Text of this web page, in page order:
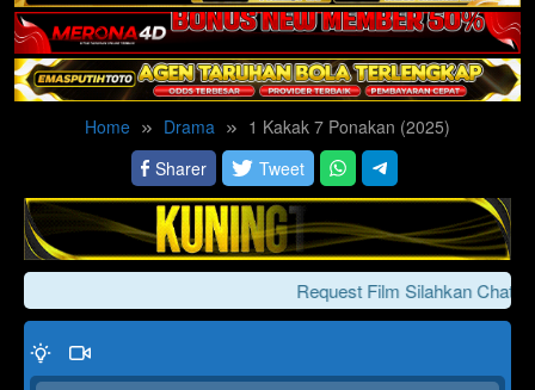
Home Drama
1 Kakak 7 Ponakan (2025)
Sharer
Tweet
Request Film Silahkan Chat